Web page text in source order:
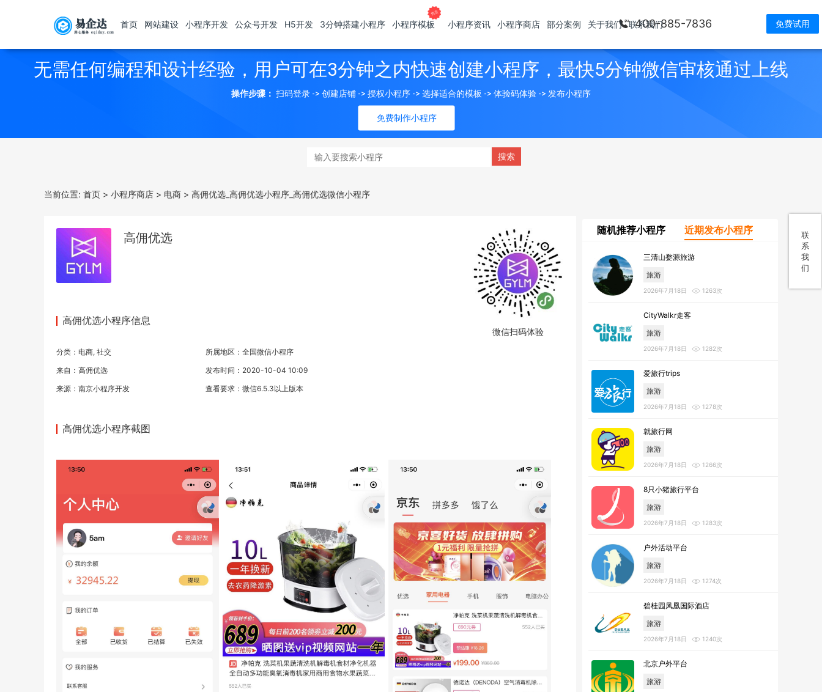
400-885-7836 免费试用
首页 网站建设 小程序开发 公众号开发 H5开发 3分钟搭建小程序 小程序模板 小程序资讯 小程序商店 部分案例 关于我们 联系我们
联
系
我
们
无需任何编程和设计经验，用户可在3分钟之内快速创建小程序，最快5分钟微信审核通过上线
免费制作小程序
操作步骤： 扫码登录 -> 创建店铺 -> 授权小程序 -> 选择适合的模板 -> 体验码体验 -> 发布小程序
当前位置: 首页 > 小程序商店 > 电商 > 高佣优选_高佣优选小程序_高佣优选微信小程序
高佣优选
高佣优选小程序信息
分类： 电商, 社交
所属地区：全国微信小程序
来自：高佣优选
发布时间：2020-10-04 10:09
来源： 南京小程序开发 查看要求：微信6.5.3以上版本
微信扫码体验
高佣优选小程序截图
随机推荐小程序 近期发布小程序
三清山婺源旅游
旅游
2026年7月18日 1263次
CityWalkr走客
旅游
2026年7月18日 1282次
爱旅行trips
旅游
2026年7月18日 1278次
就旅行网
旅游
2026年7月18日 1266次
8只小猪旅行平台
旅游
2026年7月18日 1283次
户外活动平台
旅游
2026年7月18日 1274次
碧桂园凤凰国际酒店
旅游
2026年7月18日 1240次
北京户外平台
旅游